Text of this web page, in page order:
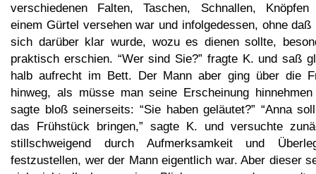
verschiedenen Falten, Taschen, Schnallen, Knöpfen
einem Gürtel versehen war und infolgedessen, ohne daß
sich darüber klar wurde, wozu es dienen sollte,
praktisch erschien. “Wer sind Sie?” fragte K. und saß
halb aufrecht im Bett. Der Mann aber ging über die
hinweg, als müsse man seine Erscheinung
sagte bloß seinerseits: “Sie haben geläutet?” “Anna
das Frühstück bringen,” sagte K. und versuchte
stillschweigend durch Aufmerksamkeit und
festzustellen, wer der Mann eigentlich war. Aber dieser